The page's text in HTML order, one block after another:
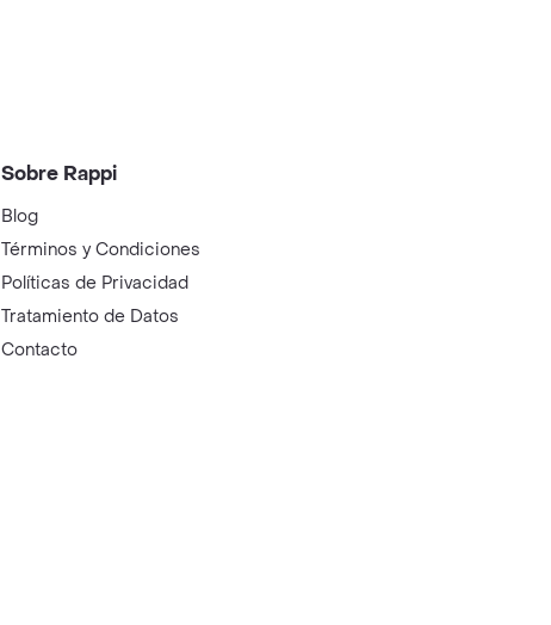
Sobre Rappi
Blog
Términos y Condiciones
Políticas de Privacidad
Tratamiento de Datos
Contacto